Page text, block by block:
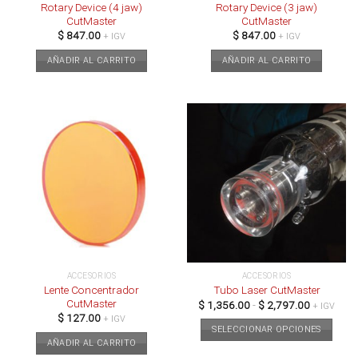
Rotary Device (4 jaw)
CutMaster
$ 847.00 + IGV
AÑADIR AL CARRITO
Rotary Device (3 jaw)
CutMaster
$ 847.00 + IGV
AÑADIR AL CARRITO
ACCESORIOS
Lente Concentrador
CutMaster
$ 127.00 + IGV
AÑADIR AL CARRITO
ACCESORIOS
Tubo Laser CutMaster
$ 1,356.00- $ 2,797.00Rango
precios:
desde
$
+ IGV
SELECCIONAR OPCIONES